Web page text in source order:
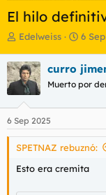
El hilo
I
i
c
a
d
o
r
d
l
Edelweiss
F
h
a
e
n
i
i
6
curro
Muerto por
6 Sep 2025
SPETNAZ rebuznó:
Esto era cremita